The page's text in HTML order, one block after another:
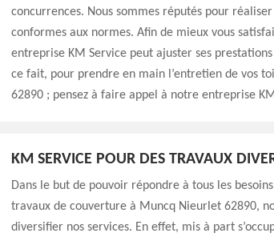
concurrences. Nous sommes réputés pour
conformes aux normes. Afin de mieux vous
entreprise KM Service peut ajuster ses
ce fait, pour prendre en main l’entretien de vos
62890 ; pensez à faire appel à notre entreprise
KM SERVICE POUR DES TRAVAUX
Dans le but de pouvoir répondre à tous les
travaux de couverture à Muncq Nieurlet 62890,
diversifier nos services. En effet, mis à part